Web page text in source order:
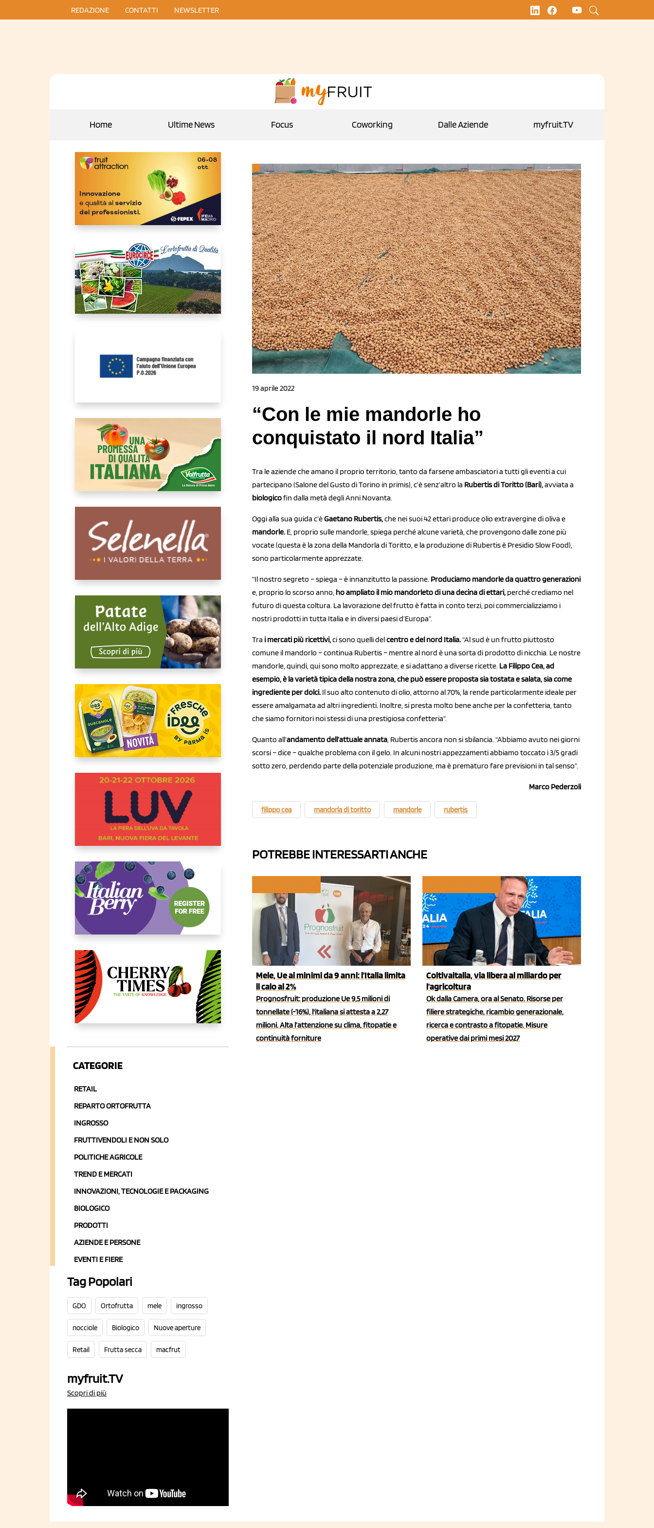
REDAZIONE CONTATTI NEWSLETTER
Home Ultime News Focus Coworking Dalle Aziende myfruit.TV
CATEGORIE
RETAIL
REPARTO ORTOFRUTTA
INGROSSO
FRUTTIVENDOLI E NON SOLO
POLITICHE AGRICOLE
TREND E MERCATI
INNOVAZIONI, TECNOLOGIE E PACKAGING
BIOLOGICO
PRODOTTI
AZIENDE E PERSONE
EVENTI E FIERE
Tag Popolari
GDO Ortofrutta mele ingrosso
nocciole Biologico Nuove aperture
Retail Frutta secca macfrut
myfruit.TV
Scopri di più
19 aprile 2022
“Con le mie mandorle ho
conquistato il nord Italia”
Tra le aziende che amano il proprio territorio, tanto da farsene ambasciatori a tutti gli eventi a cui
partecipano (Salone del Gusto di Torino in primis), c’è senz’altro la Rubertis di Toritto (Bari),avviata a
biologicofin dalla metà degli Anni Novanta.
Oggi alla sua guida c’èGaetano Rubertis,che nei suoi 42 ettari produce olio extravergine di oliva e
mandorle. E, proprio sulle mandorle, spiega perché alcune varietà, che provengono dalle zone più
vocate (questa è la zona della Mandorla di Toritto, e la produzione di Rubertis è Presidio Slow Food),
sono particolarmente apprezzate.
“Il nostro segreto – spiega – è innanzitutto la passione. Produciamo mandorle da quattro generazioni
e, proprio lo scorso anno, ho ampliato il mio mandorleto di una decina di ettari, perché crediamo nel
futuro di questa coltura. La lavorazione del frutto è fatta in conto terzi, poi commercializziamo i
nostri prodotti in tutta Italia e in diversi paesi d’Europa”.
Tra i mercati più ricettivi,ci sono quelli delcentro e del nord Italia.“Al sud è un frutto piuttosto
comune il mandorlo – continua Rubertis – mentre al nord è una sorta di prodotto di nicchia. Le nostre
mandorle, quindi, qui sono molto apprezzate, e si adattano a diverse ricette. La Filippo Cea, ad
esempio, è la varietà tipica della nostra zona, che può essere proposta sia tostata e salata, sia come
ingrediente per dolci. Il suo alto contenuto di olio, attorno al 70%, la rende particolarmente ideale per
essere amalgamata ad altri ingredienti. Inoltre, si presta molto bene anche per la confetteria, tanto
che siamo fornitori noi stessi di una prestigiosa confetteria”.
Quanto all’andamento dell’attuale annata, Rubertis ancora non si sbilancia. “Abbiamo avuto nei giorni
scorsi – dice – qualche problema con il gelo. In alcuni nostri appezzamenti abbiamo toccato i 3/5 gradi
sotto zero, perdendo parte della potenziale produzione, ma è prematuro fare previsioni in tal senso”.
Marco Pederzoli
filippo cea mandorla di toritto mandorle rubertis
POTREBBE INTERESSARTI ANCHE
Mele, Ue ai minimi da 9 anni: l’Italia limita
il calo al 2%
Prognosfruit: produzione Ue 9,5 milioni di
tonnellate (-16%), l'italiana si attesta a 2,27
milioni. Alta l’attenzione su clima, fitopatie e
continuità forniture
Coltivaitalia, via libera al miliardo per
l'agricoltura
Ok dalla Camera, ora al Senato. Risorse per
filiere strategiche, ricambio generazionale,
ricerca e contrasto a fitopatie. Misure
operative dai primi mesi 2027